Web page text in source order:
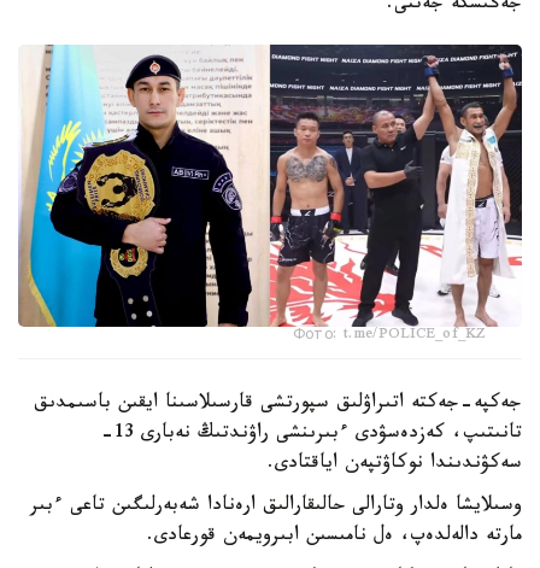
جەڭىسكە جەتتى.
Фото: t.me/POLICE_of_KZ
جەكپە-جەكتە اتىراۋلىق سپورتشى قارسىلاسىنا ايقىن باسىمدىق
تانىتىپ، كەزدەسۋدى ءبىرىنشى راۋندتىڭ نەبارى 13-
سەكۋندىندا نوكاۋتپەن اياقتادى.
وسىلايشا ەلدار وتارالى حالىقارالىق ارەنادا شەبەرلىگىن تاعى ءبىر
مارتە دالەلدەپ، ەل نامىسىن ابىرويمەن قورعادى.